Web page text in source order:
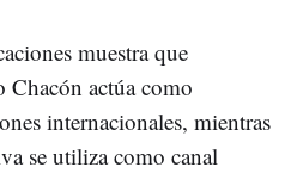
muestra que
actúa como
internacionales, mientras
se utiliza como canal